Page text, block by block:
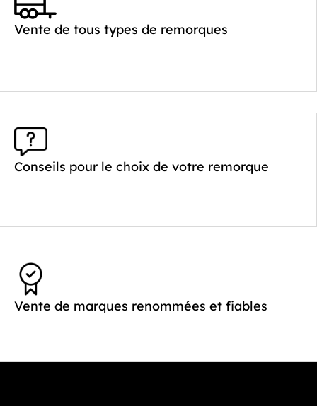
Vente de tous types de remorques
Conseils pour le choix de votre remorque
Vente de marques renommées et fiables